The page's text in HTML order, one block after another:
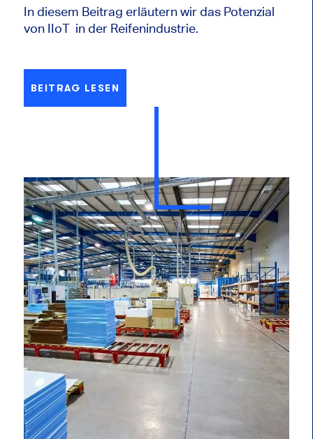
In diesem Beitrag erläutern wir das Potenzial
von IIoT in der Reifenindustrie.
BEITRAG LESEN